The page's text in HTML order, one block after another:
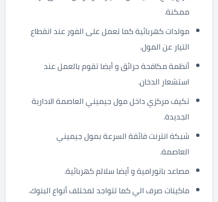
ممكنة.
مولدات كهربائية كما تعمل على الفور عند انقطاع
التيار عن المول.
أنظمة مكافحة حرائق و أيضا تقوم بالعمل عند
استشعار الدخان.
تكيف مركزي داخل مول جيميني العاصمة الادارية
الجديدة.
شبكة انترنت فائقة السرعة بمول جيميني
العاصمة.
مصاعد بانورامية و أيضا سلالم كهربائية.
ماكينات صرف الي كما تتواجد لمختلف أنواع البنوك.